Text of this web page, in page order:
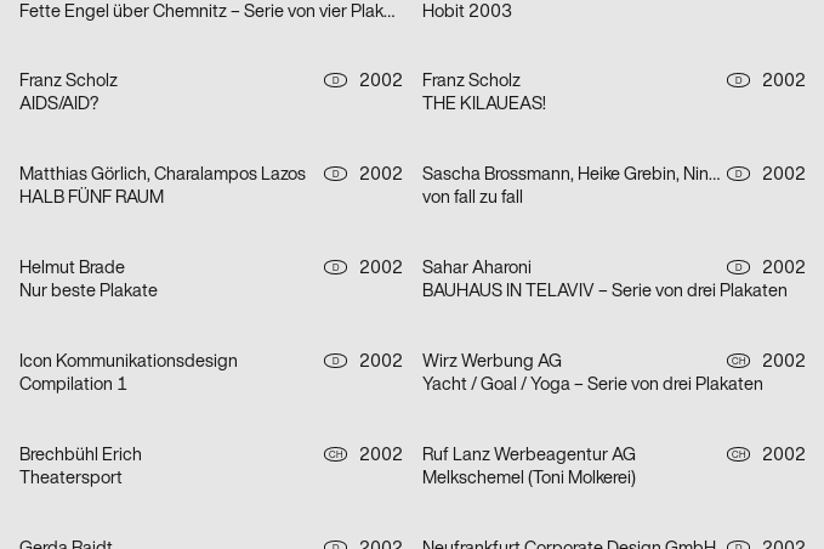
Fette Engel über Chemnitz – Serie von vier Plakaten
Hobit 2003
Franz Scholz D
2002
AIDS/AID?
Franz Scholz D
2002
THE KILAUEAS!
Matthias Görlich, Charalampos Lazos D
2002
HALB FÜNF RAUM
Sascha Brossmann, Heike Grebin, Nina Lehmann D
2002
von fall zu fall
Helmut Brade D
2002
Nur beste Plakate
Sahar Aharoni D
2002
BAUHAUS IN TELAVIV – Serie von drei Plakaten
Icon Kommunikationsdesign D
2002
Compilation 1
Wirz Werbung AG CH
2002
Yacht / Goal / Yoga – Serie von drei Plakaten
Brechbühl Erich CH
2002
Theatersport
Ruf Lanz Werbeagentur AG CH
2002
Melkschemel (Toni Molkerei)